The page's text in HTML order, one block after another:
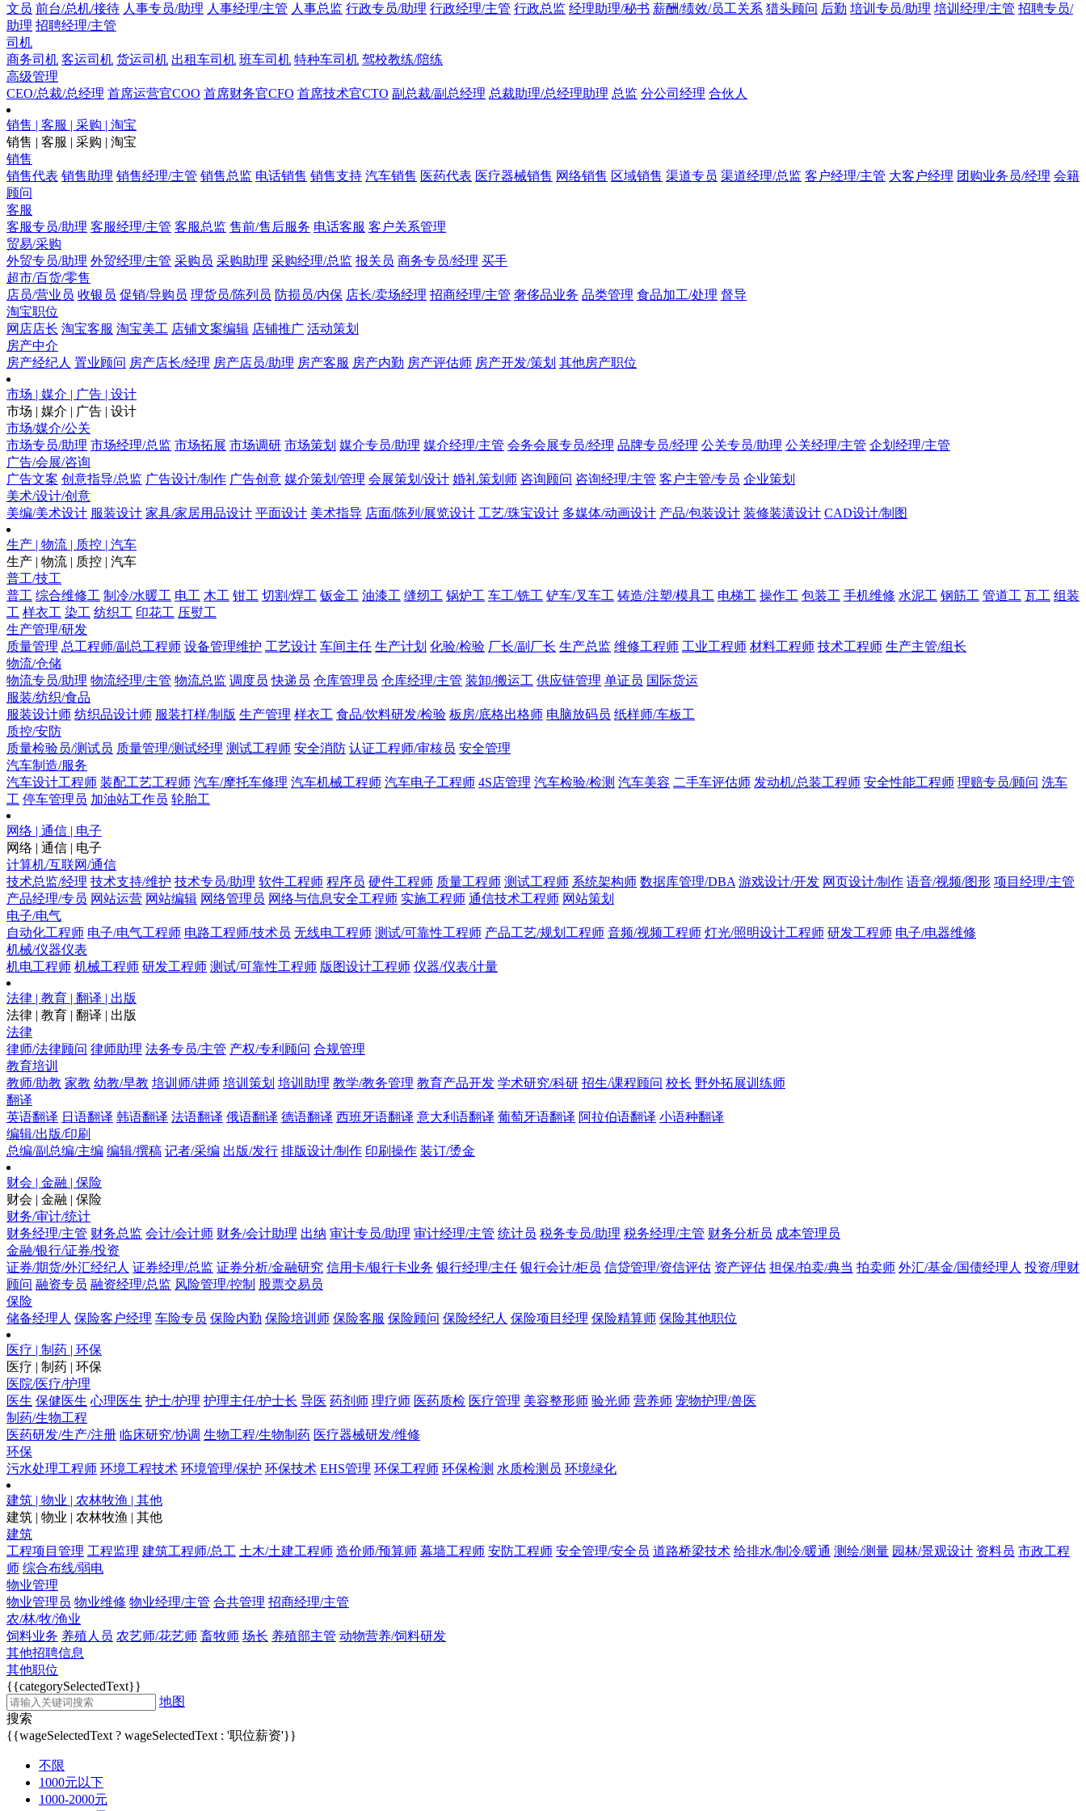
文员 前台/总机/接待 人事专员/助理 人事经理/主管 人事总监 行政专员/助理 行政经理/主管 行政总监 经理助理/秘书 薪酬/绩效/员工关系 猎头顾问 后勤 培训专员/助理 培训经理/主管 招聘专员/
助理 招聘经理/主管
司机
商务司机 客运司机 货运司机 出租车司机 班车司机 特种车司机 驾校教练/陪练
高级管理
CEO/总裁/总经理 首席运营官COO 首席财务官CFO 首席技术官CTO 副总裁/副总经理 总裁助理/总经理助理 总监 分公司经理 合伙人
销售 | 客服 | 采购 | 淘宝
销售 | 客服 | 采购 | 淘宝
销售
销售代表 销售助理 销售经理/主管 销售总监 电话销售 销售支持 汽车销售 医药代表 医疗器械销售 网络销售 区域销售 渠道专员 渠道经理/总监 客户经理/主管 大客户经理 团购业务员/经理 会籍
顾问
客服
客服专员/助理 客服经理/主管 客服总监 售前/售后服务 电话客服 客户关系管理
贸易/采购
外贸专员/助理 外贸经理/主管 采购员 采购助理 采购经理/总监 报关员 商务专员/经理 买手
超市/百货/零售
店员/营业员 收银员 促销/导购员 理货员/陈列员 防损员/内保 店长/卖场经理 招商经理/主管 奢侈品业务 品类管理 食品加工/处理 督导
淘宝职位
网店店长 淘宝客服 淘宝美工 店铺文案编辑 店铺推广 活动策划
房产中介
房产经纪人 置业顾问 房产店长/经理 房产店员/助理 房产客服 房产内勤 房产评估师 房产开发/策划 其他房产职位
市场 | 媒介 | 广告 | 设计
市场 | 媒介 | 广告 | 设计
市场/媒介/公关
市场专员/助理 市场经理/总监 市场拓展 市场调研 市场策划 媒介专员/助理 媒介经理/主管 会务会展专员/经理 品牌专员/经理 公关专员/助理 公关经理/主管 企划经理/主管
广告/会展/咨询
广告文案 创意指导/总监 广告设计/制作 广告创意 媒介策划/管理 会展策划/设计 婚礼策划师 咨询顾问 咨询经理/主管 客户主管/专员 企业策划
美术/设计/创意
美编/美术设计 服装设计 家具/家居用品设计 平面设计 美术指导 店面/陈列/展览设计 工艺/珠宝设计 多媒体/动画设计 产品/包装设计 装修装潢设计 CAD设计/制图
生产 | 物流 | 质控 | 汽车
生产 | 物流 | 质控 | 汽车
普工/技工
普工 综合维修工 制冷/水暖工 电工 木工 钳工 切割/焊工 钣金工 油漆工 缝纫工 锅炉工 车工/铣工 铲车/叉车工 铸造/注塑/模具工 电梯工 操作工 包装工 手机维修 水泥工 钢筋工 管道工 瓦工 组装
工 样衣工 染工 纺织工 印花工 压熨工
生产管理/研发
质量管理 总工程师/副总工程师 设备管理维护 工艺设计 车间主任 生产计划 化验/检验 厂长/副厂长 生产总监 维修工程师 工业工程师 材料工程师 技术工程师 生产主管/组长
物流/仓储
物流专员/助理 物流经理/主管 物流总监 调度员 快递员 仓库管理员 仓库经理/主管 装卸/搬运工 供应链管理 单证员 国际货运
服装/纺织/食品
服装设计师 纺织品设计师 服装打样/制版 生产管理 样衣工 食品/饮料研发/检验 板房/底格出格师 电脑放码员 纸样师/车板工
质控/安防
质量检验员/测试员 质量管理/测试经理 测试工程师 安全消防 认证工程师/审核员 安全管理
汽车制造/服务
汽车设计工程师 装配工艺工程师 汽车/摩托车修理 汽车机械工程师 汽车电子工程师 4S店管理 汽车检验/检测 汽车美容 二手车评估师 发动机/总装工程师 安全性能工程师 理赔专员/顾问 洗车
工 停车管理员 加油站工作员 轮胎工
网络 | 通信 | 电子
网络 | 通信 | 电子
计算机/互联网/通信
技术总监/经理 技术支持/维护 技术专员/助理 软件工程师 程序员 硬件工程师 质量工程师 测试工程师 系统架构师 数据库管理/DBA 游戏设计/开发 网页设计/制作 语音/视频/图形 项目经理/主管
产品经理/专员 网站运营 网站编辑 网络管理员 网络与信息安全工程师 实施工程师 通信技术工程师 网站策划
电子/电气
自动化工程师 电子/电气工程师 电路工程师/技术员 无线电工程师 测试/可靠性工程师 产品工艺/规划工程师 音频/视频工程师 灯光/照明设计工程师 研发工程师 电子/电器维修
机械/仪器仪表
机电工程师 机械工程师 研发工程师 测试/可靠性工程师 版图设计工程师 仪器/仪表/计量
法律 | 教育 | 翻译 | 出版
法律 | 教育 | 翻译 | 出版
法律
律师/法律顾问 律师助理 法务专员/主管 产权/专利顾问 合规管理
教育培训
教师/助教 家教 幼教/早教 培训师/讲师 培训策划 培训助理 教学/教务管理 教育产品开发 学术研究/科研 招生/课程顾问 校长 野外拓展训练师
翻译
英语翻译 日语翻译 韩语翻译 法语翻译 俄语翻译 德语翻译 西班牙语翻译 意大利语翻译 葡萄牙语翻译 阿拉伯语翻译 小语种翻译
编辑/出版/印刷
总编/副总编/主编 编辑/撰稿 记者/采编 出版/发行 排版设计/制作 印刷操作 装订/烫金
财会 | 金融 | 保险
财会 | 金融 | 保险
财务/审计/统计
财务经理/主管 财务总监 会计/会计师 财务/会计助理 出纳 审计专员/助理 审计经理/主管 统计员 税务专员/助理 税务经理/主管 财务分析员 成本管理员
金融/银行/证券/投资
证券/期货/外汇经纪人 证券经理/总监 证券分析/金融研究 信用卡/银行卡业务 银行经理/主任 银行会计/柜员 信贷管理/资信评估 资产评估 担保/拍卖/典当 拍卖师 外汇/基金/国债经理人 投资/理财
顾问 融资专员 融资经理/总监 风险管理/控制 股票交易员
保险
储备经理人 保险客户经理 车险专员 保险内勤 保险培训师 保险客服 保险顾问 保险经纪人 保险项目经理 保险精算师 保险其他职位
医疗 | 制药 | 环保
医疗 | 制药 | 环保
医院/医疗/护理
医生 保健医生 心理医生 护士/护理 护理主任/护士长 导医 药剂师 理疗师 医药质检 医疗管理 美容整形师 验光师 营养师 宠物护理/兽医
制药/生物工程
医药研发/生产/注册 临床研究/协调 生物工程/生物制药 医疗器械研发/维修
环保
污水处理工程师 环境工程技术 环境管理/保护 环保技术 EHS管理 环保工程师 环保检测 水质检测员 环境绿化
建筑 | 物业 | 农林牧渔 | 其他
建筑 | 物业 | 农林牧渔 | 其他
建筑
工程项目管理 工程监理 建筑工程师/总工 土木/土建工程师 造价师/预算师 幕墙工程师 安防工程师 安全管理/安全员 道路桥梁技术 给排水/制冷/暖通 测绘/测量 园林/景观设计 资料员 市政工程
师 综合布线/弱电
物业管理
物业管理员 物业维修 物业经理/主管 合共管理 招商经理/主管
农/林/牧/渔业
饲料业务 养殖人员 农艺师/花艺师 畜牧师 场长 养殖部主管 动物营养/饲料研发
其他招聘信息
其他职位
{{categorySelectedText}}
地图
搜索
{{wageSelectedText ? wageSelectedText : '职位薪资'}}
不限
1000元以下
1000-2000元